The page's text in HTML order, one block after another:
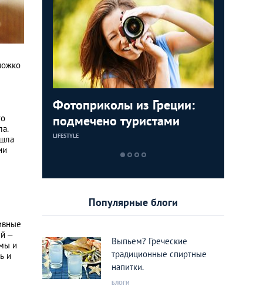
–
и
и
Фотоприколы из Греции:
подмечено туристами
LIFESTYLE
в
Популярные блоги
Выпьем? Греческие
традиционные спиртные
напитки.
БЛОГИ